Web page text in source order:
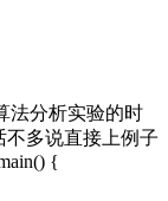
法分析实验的时
多说直接上例子
{